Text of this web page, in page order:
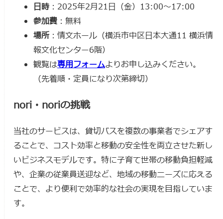
日時：2025年2月21日（金）13:00〜17:00
参加費：無料
場所：情文ホール（横浜市中区日本大通11 横浜情
報文化センター6階）
観覧は専用フォームよりお申し込みください。
（先着順・定員になり次第締切）
nori・noriの挑戦
当社のサービスは、貸切バスを複数の事業者でシェアす
ることで、コスト効率と移動の安全性を両立させた新し
いビジネスモデルです。特に子育て世帯の移動負担軽減
や、企業の従業員送迎など、地域の移動ニーズに応える
ことで、より便利で効率的な社会の実現を目指していま
す。